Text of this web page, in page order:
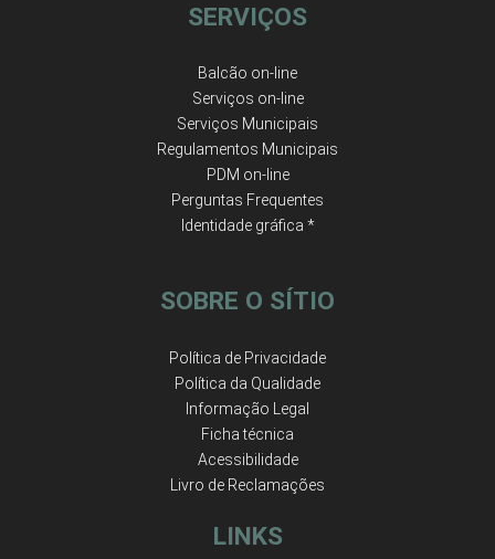
SERVIÇOS
Balcão on-line
Serviços on-line
Serviços Municipais
Regulamentos Municipais
PDM on-line
Perguntas Frequentes
Identidade gráfica *
SOBRE O SÍTIO
Política de Privacidade
Política da Qualidade
Informação Legal
Ficha técnica
Acessibilidade
Livro de Reclamações
LINKS